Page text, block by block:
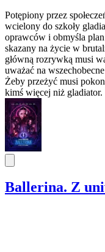
Potępiony przez
wcielony do szkoły
oprawców i obmyśla
skazany na życie w
główną rozrywką musi
uważać na
Żeby przeżyć musi
kimś więcej niż gladiator.
Ballerina. Z